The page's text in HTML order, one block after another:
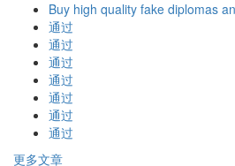
Buy high quality fake diplomas
通过
通过
通过
通过
通过
通过
通过
更多文章